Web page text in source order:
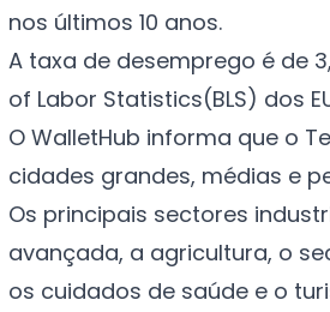
nos últimos 10 anos.
A taxa de desemprego é de
of Labor Statistics(BLS) dos
O WalletHub informa que o
cidades grandes, médias e
Os principais sectores
avançada, a agricultura, o
os cuidados de saúde e o